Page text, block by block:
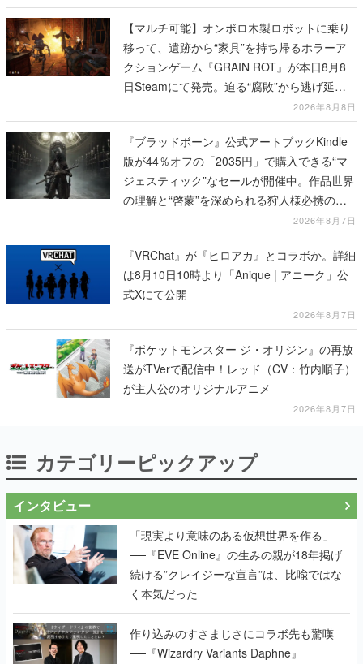
【マルチ可能】オンボロ木製ロボットに乗り
移って、遺跡から“家具”を持ち帰るホラーア
クションゲーム『GRAIN ROT』が本日8月8
日Steamにて発売。迫る“腐敗”から逃げ延
2026年8月8日
『ブラッドボーン』公式アートブックKindle
版が44％オフの「2035円」で購入できる“マ
ジェスティック”なセールが開催中。作品世界
の理解と“啓蒙”を深められる狩人様必携の一
2026年8月7日
『VRChat』が『ヒロアカ』とコラボか。詳細
は8月10日10時より「Anique | アニーク」公
式Xにて公開
2026年8月7日
『ポケットモンスター ジ・オリジン』の再放
送がTVerで配信中！レッド（CV：竹内順子）
が主人公のオリジナルアニメ
2026年8月7日
カテゴリーピックアップ
インタビュー
「現実より意味のある仮想世界を作る」
──『EVE Online』の生みの親が18年掲げ
続ける”クレイジーな宣言”は、比喩ではな
く本気だった
作り込みのすさまじさにコラボ先も驚嘆
──『Wizardry Variants Daphne』